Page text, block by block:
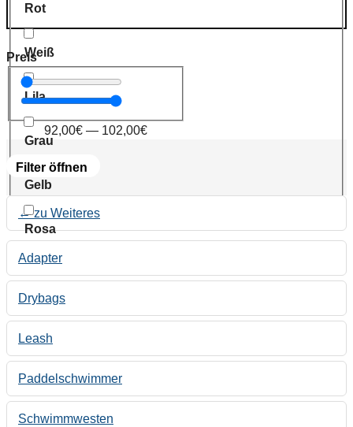
Rot
Weiß
Lila
Grau
Gelb
Rosa
Preis
92,00€ — 102,00€
Filter öffnen
← zu Weiteres
Adapter
Drybags
Leash
Paddelschwimmer
Schwimmwesten